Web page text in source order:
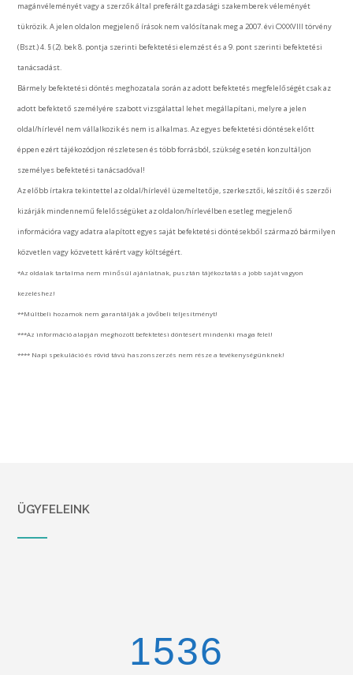
magánvéleményét vagy a szerzők által preferált gazdasági szakemberek véleményét
tükrözik. A jelen oldalon megjelenő írások nem valósítanak meg a 2007. évi CXXXVIII törvény
(Bszt.) 4. § (2). bek 8. pontja szerinti befektetési elemzést és a 9. pont szerinti befektetési
tanácsadást.
Bármely befektetési döntés meghozatala során az adott befektetés megfelelőségét csak az
adott befektető személyére szabott vizsgálattal lehet megállapítani, melyre a jelen
oldal/hírlevél nem vállalkozik és nem is alkalmas. Az egyes befektetési döntések előtt
éppen ezért tájékozódjon részletesen és több forrásból, szükség esetén konzultáljon
személyes befektetési tanácsadóval!
Az előbb írtakra tekintettel az oldal/hírlevél üzemeltetője, szerkesztői, készítői és szerzői
kizárják mindennemű felelősségüket az oldalon/hírlevélben esetleg megjelenő
információra vagy adatra alapított egyes saját befektetési döntésekből származó bármilyen
közvetlen vagy közvetett kárért vagy költségért.
*Az oldalak tartalma nem minősül ajánlatnak, pusztán tájékoztatás a jobb saját vagyon
kezeléshez!
**Múltbeli hozamok nem garantálják a jövőbeli teljesítményt!
***Az információ alapján meghozott befektetési döntésért mindenki maga felel!
**** Napi spekuláció és rövid távú haszonszerzés nem része a tevékenységünknek!
ÜGYFELEINK
1670